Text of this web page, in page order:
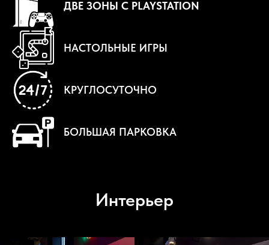
ДВЕ ЗОНЫ С PLAYSTATION
НАСТОЛЬНЫЕ ИГРЫ
КРУГЛОСУТОЧНО
БОЛЬШАЯ ПАРКОВКА
Интерьер